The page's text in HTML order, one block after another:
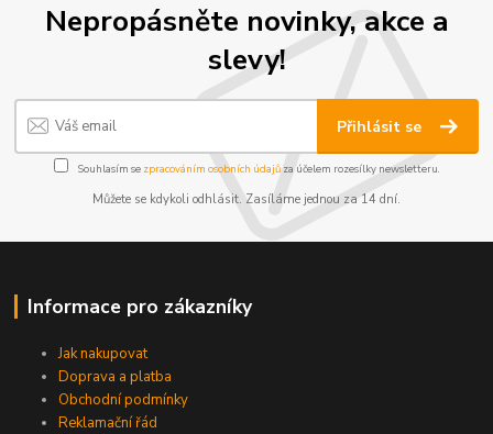
Nepropásněte novinky, akce a
slevy!
Přihlásit se
Souhlasím se zpracováním osobních údajůza účelem rozesílky newsletteru.
Můžete se kdykoli odhlásit. Zasíláme jednou za 14 dní.
Informace pro zákazníky
Jak nakupovat
Doprava a platba
Obchodní podmínky
Reklamační řád